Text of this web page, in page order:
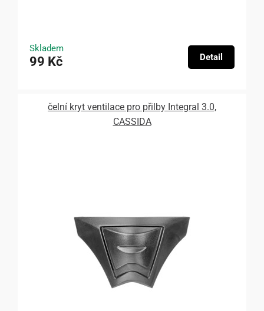
Skladem
99 Kč Detail
čelní kryt ventilace pro přilby Integral 3.0,
CASSIDA